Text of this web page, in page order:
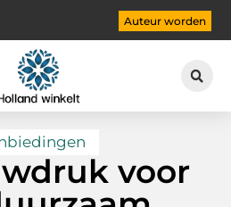
Auteur worden
voor